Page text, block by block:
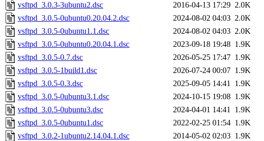
vsftpd_3.0.3-3ubuntu2.dsc
2016-04-13 17:29 2.0K
vsftpd_3.0.5-0ubuntu0.20.04.2.dsc
2024-08-02 04:03 2.0K
vsftpd_3.0.5-0ubuntu1.1.dsc
2024-08-02 04:03 2.0K
vsftpd_3.0.5-0ubuntu0.20.04.1.dsc
2023-09-18 19:48 1.9K
vsftpd_3.0.5-0.7.dsc
2026-05-25 17:47 1.9K
vsftpd_3.0.5-1build1.dsc
2026-07-24 00:07 1.9K
vsftpd_3.0.5-0.3.dsc
2025-09-05 14:41 1.9K
vsftpd_3.0.5-0ubuntu3.1.dsc
2024-10-15 19:08 1.9K
vsftpd_3.0.5-0ubuntu3.dsc
2024-04-01 14:41 1.9K
vsftpd_3.0.5-0ubuntu1.dsc
2022-02-25 01:54 1.9K
vsftpd_3.0.2-1ubuntu2.14.04.1.dsc
2014-05-02 02:03 1.9K